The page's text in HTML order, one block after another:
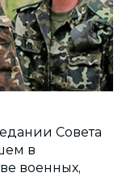
Совета
в
военных,